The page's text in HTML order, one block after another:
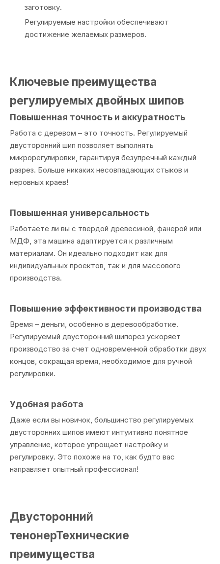
заготовку.
Регулируемые настройки обеспечивают
достижение желаемых размеров.
Ключевые преимущества
регулируемых двойных шипов
Повышенная точность и аккуратность
Работа с деревом – это точность. Регулируемый
двусторонний шип позволяет выполнять
микрорегулировки, гарантируя безупречный каждый
разрез. Больше никаких несовпадающих стыков и
неровных краев!
Повышенная универсальность
Работаете ли вы с твердой древесиной, фанерой или
МДФ, эта машина адаптируется к различным
материалам. Он идеально подходит как для
индивидуальных проектов, так и для массового
производства.
Повышение эффективности производства
Время – деньги, особенно в деревообработке.
Регулируемый двусторонний шипорез ускоряет
производство за счет одновременной обработки двух
концов, сокращая время, необходимое для ручной
регулировки.
Удобная работа
Даже если вы новичок, большинство регулируемых
двусторонних шипов имеют интуитивно понятное
управление, которое упрощает настройку и
регулировку. Это похоже на то, как будто вас
направляет опытный профессионал!
Двусторонний
тенонерТехнические
преимущества